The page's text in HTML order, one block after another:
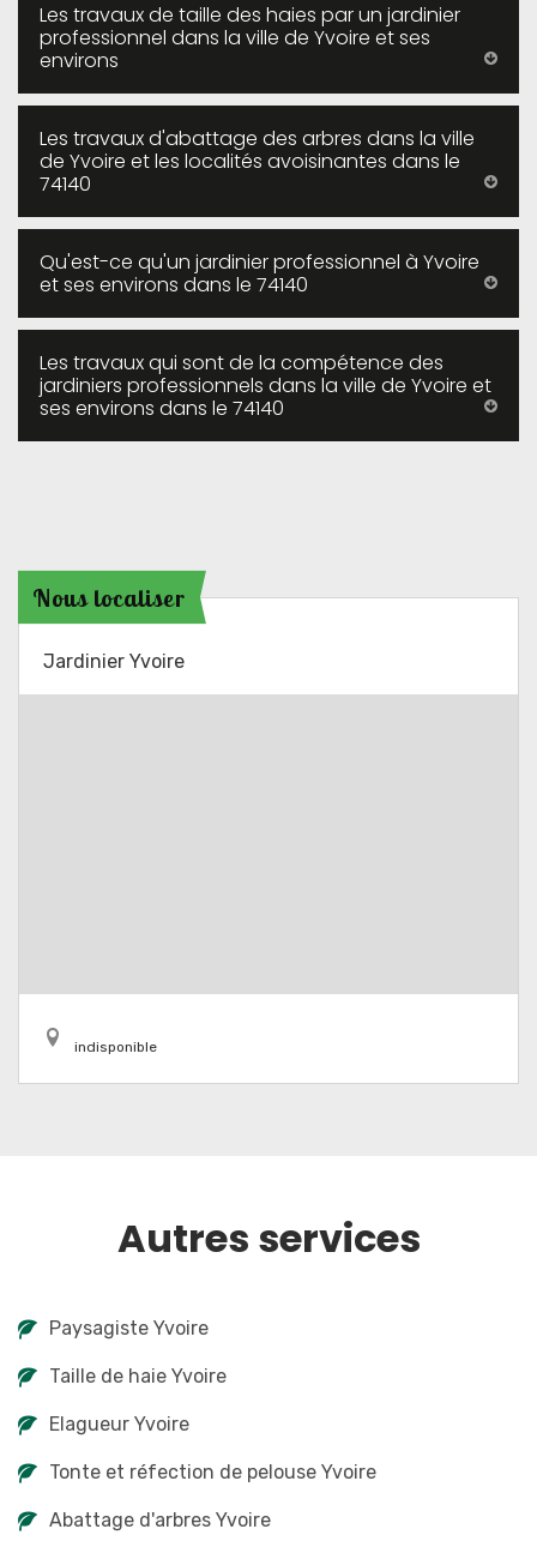
Les travaux de taille des haies par un jardinier
professionnel dans la ville de Yvoire et ses
environs
Les travaux d'abattage des arbres dans la ville
de Yvoire et les localités avoisinantes dans le
74140
Qu'est-ce qu'un jardinier professionnel à Yvoire
et ses environs dans le 74140
Les travaux qui sont de la compétence des
jardiniers professionnels dans la ville de Yvoire et
ses environs dans le 74140
Nous localiser
Jardinier Yvoire
indisponible
Autres services
Paysagiste Yvoire
Taille de haie Yvoire
Elagueur Yvoire
Tonte et réfection de pelouse Yvoire
Abattage d'arbres Yvoire